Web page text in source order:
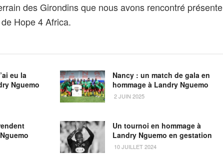
des Girondins que nous avons rencontré présente
Hope 4 Africa.
eu la
Nguemo
Nancy : un match de gala en
hommage à Landry Nguemo
2 JUIN 2025
Un tournoi en hommage à
Landry Nguemo en gestation
10 JUILLET 2024